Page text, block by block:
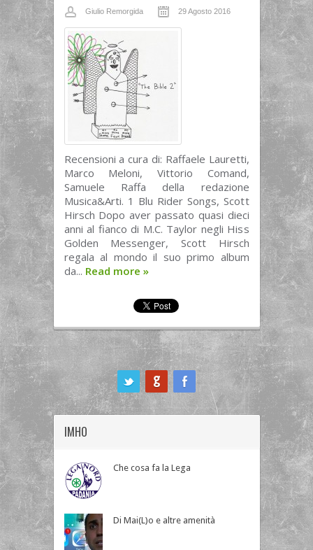
Giulio Remorgida 29 Agosto 2016
Recensioni a cura di: Raffaele Lauretti,
Marco Meloni, Vittorio Comand,
Samuele Raffa della redazione
Musica&Arti. 1 Blu Rider Songs, Scott
Hirsch Dopo aver passato quasi dieci
anni al fianco di M.C. Taylor negli Hiss
Golden Messenger, Scott Hirsch
regala al mondo il suo primo album
da... Read more »
IMHO
Che cosa fa la Lega
Di Mai(L)o e altre amenità